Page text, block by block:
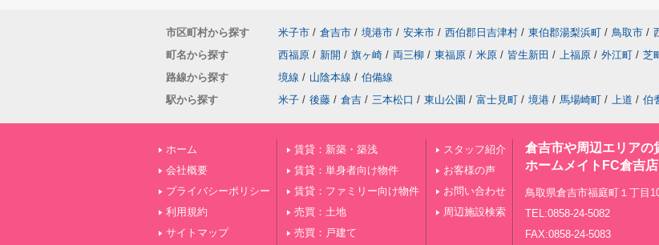
市区町村から探す 米子市 / 倉吉市 / 境港市 / 安来市 / 西伯郡日吉津村 / 東伯郡湯梨浜町 / 鳥取市 /
町名から探す
西福原 / 新開 / 旗ヶ崎 / 両三柳 / 東福原 / 米原 / 皆生新田 / 上福原 / 外江町 / 芝
路線から探す
境線 / 山陰本線 / 伯備線
駅から探す
米子 / 後藤 / 倉吉 / 三本松口 / 東山公園 / 富士見町 / 境港 / 馬場崎町 / 上道 / 伯
ホーム
会社概要
プライバシーポリシー
利用規約
サイトマップ
賃貸：新築・築浅
賃貸：単身者向け物件
賃貸：ファミリー向け物件
売買：土地
売買：戸建て
スタッフ紹介
お客様の声
お問い合わせ
周辺施設検索
倉吉市や周辺エリアの
ホームメイトFC倉吉店
鳥取県倉吉市福庭町１丁目
TEL:0858-24-5082
FAX:0858-24-5083